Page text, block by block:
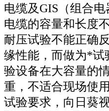
电缆及GIS （组合
电缆的容量和长度不
耐压试验不能正确
缘性能，而做为
验设备在大容量的
重，不适合现场使
试验要求，向日葵